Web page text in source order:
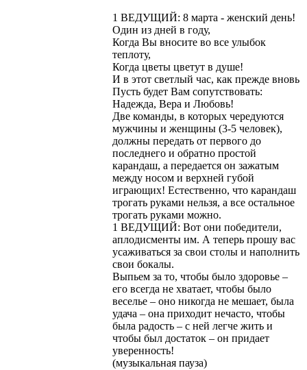
1 ВЕДУЩИЙ: 8 марта - женский день!
Один из дней в году,
Когда Вы вносите во все улыбок
теплоту,
Когда цветы цветут в душе!
И в этот светлый час, как прежде вновь
Пусть будет Вам сопутствовать:
Надежда, Вера и Любовь!
Две команды, в которых чередуются
мужчины и женщины (3-5 человек),
должны передать от первого до
последнего и обратно простой
карандаш, а передается он зажатым
между носом и верхней губой
играющих! Естественно, что карандаш
трогать руками нельзя, а все остальное
трогать руками можно.
1 ВЕДУЩИЙ: Вот они победители,
аплодисменты им. А теперь прошу вас
усаживаться за свои столы и наполнить
свои бокалы.
Выпьем за то, чтобы было здоровье –
его всегда не хватает, чтобы было
веселье – оно никогда не мешает, была
удача – она приходит нечасто, чтобы
была радость – с ней легче жить и
чтобы был достаток – он придает
уверенность!
(музыкальная пауза)